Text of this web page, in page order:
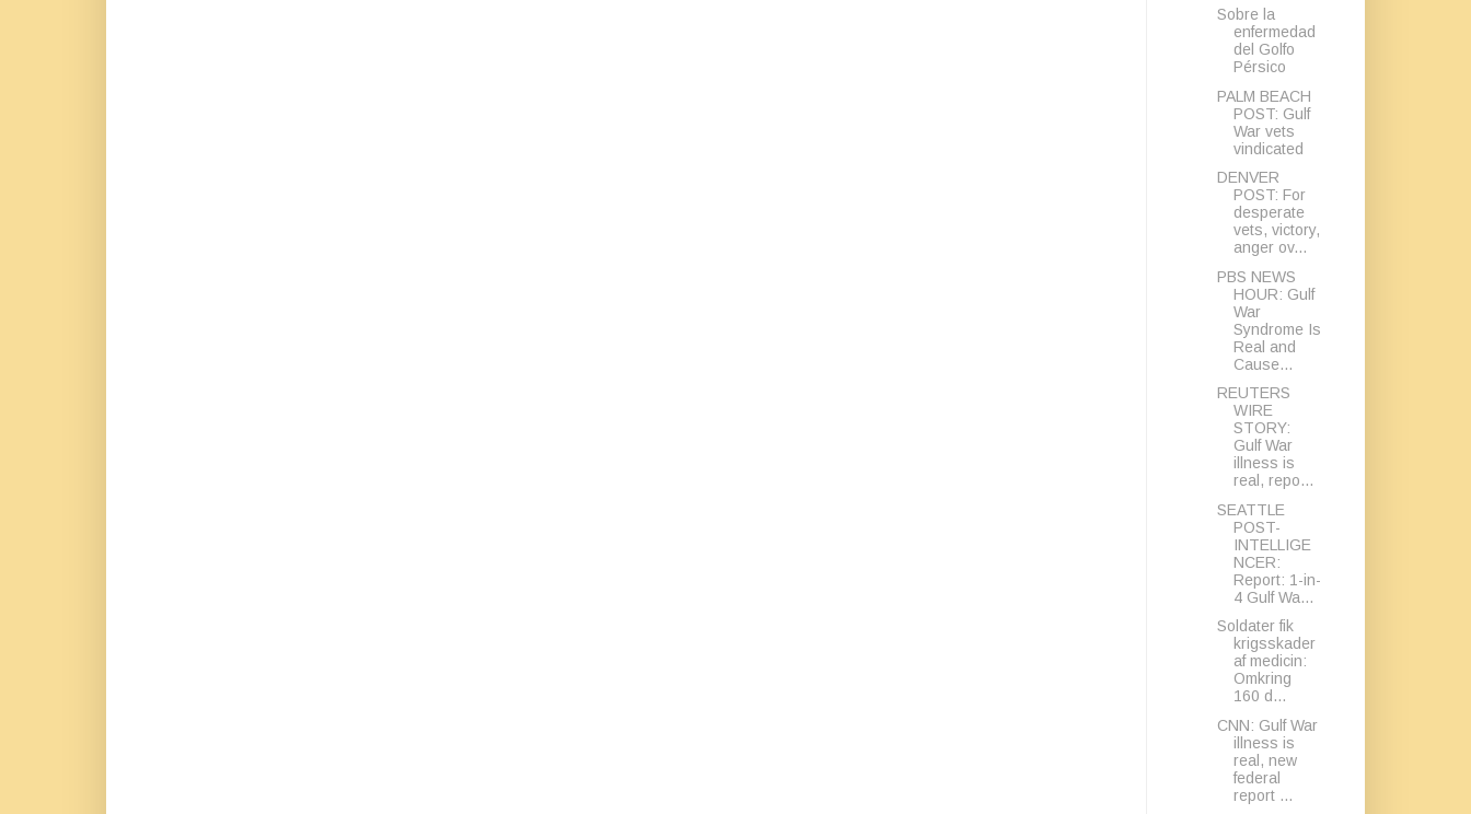
Sobre la
enfermedad
del Golfo
Pérsico
PALM BEACH
POST: Gulf
War vets
vindicated
DENVER
POST: For
desperate
vets, victory,
anger ov...
PBS NEWS
HOUR: Gulf
War
Syndrome Is
Real and
Cause...
REUTERS
WIRE
STORY:
Gulf War
illness is
real, repo...
SEATTLE
POST-
INTELLIGE
NCER:
Report: 1-in-
4 Gulf Wa...
Soldater fik
krigsskader
af medicin:
Omkring
160 d...
CNN: Gulf War
illness is
real, new
federal
report ...